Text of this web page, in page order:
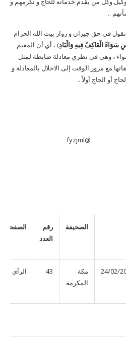
..
في حق جيران و زوار بيت الله الحرام
سَوَاءً الْعَاكِفُ فِيهِ وَالْبَادِ) ، أي أن المقيم
، وهي في نظري معادلة ضابطة لمثل
مع مرور الوقت إلى الاخلال بالمعادلة و
أو الحاج أولاً ..
الصحيفة
رقم
العدد
الصفحة
24/02/
مكة
المكرمة
43 الرأي